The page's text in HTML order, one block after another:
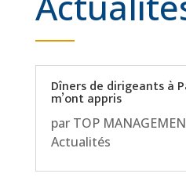
Dîners de dirigeants à
m’ont appris
par TOP
Actualités